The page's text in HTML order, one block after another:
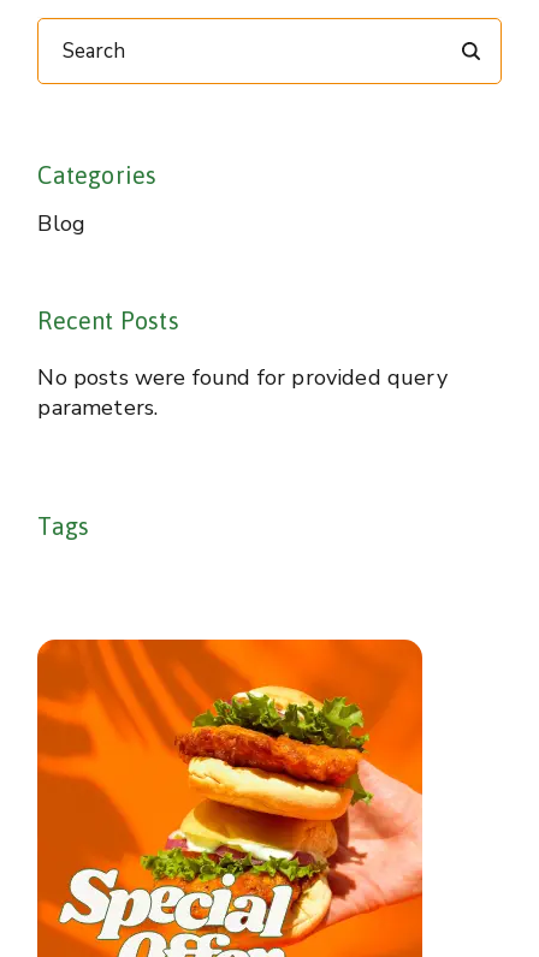
Search
Categories
Blog
Recent Posts
No posts were found for provided query
parameters.
Tags